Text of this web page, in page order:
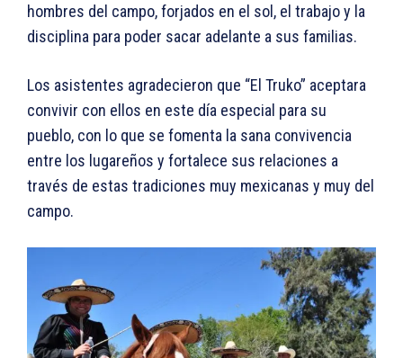
hombres del campo, forjados en el sol, el trabajo y la
disciplina para poder sacar adelante a sus familias.
Los asistentes agradecieron que “El Truko” aceptara
convivir con ellos en este día especial para su
pueblo, con lo que se fomenta la sana convivencia
entre los lugareños y fortalece sus relaciones a
través de estas tradiciones muy mexicanas y muy del
campo.